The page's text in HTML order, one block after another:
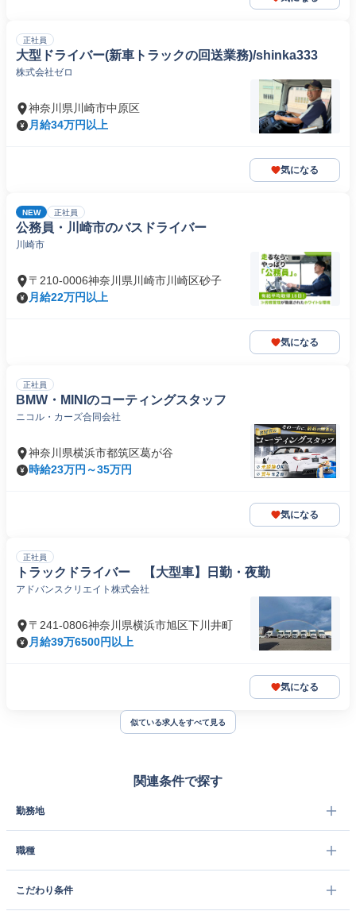
正社員
大型ドライバー(新車トラックの回送業務)/shinka333
株式会社ゼロ
神奈川県川崎市中原区
月給34万円以上
気になる
NEW 正社員
公務員・川崎市のバスドライバー
川崎市
〒210-0006神奈川県川崎市川崎区砂子
月給22万円以上
気になる
正社員
BMW・MINIのコーティングスタッフ
ニコル・カーズ合同会社
神奈川県横浜市都筑区葛が谷
時給23万円～35万円
気になる
正社員
トラックドライバー 【大型車】日勤・夜勤
アドバンスクリエイト株式会社
〒241-0806神奈川県横浜市旭区下川井町
月給39万6500円以上
気になる
似ている求人をすべて見る
関連条件で探す
勤務地
職種
こだわり条件